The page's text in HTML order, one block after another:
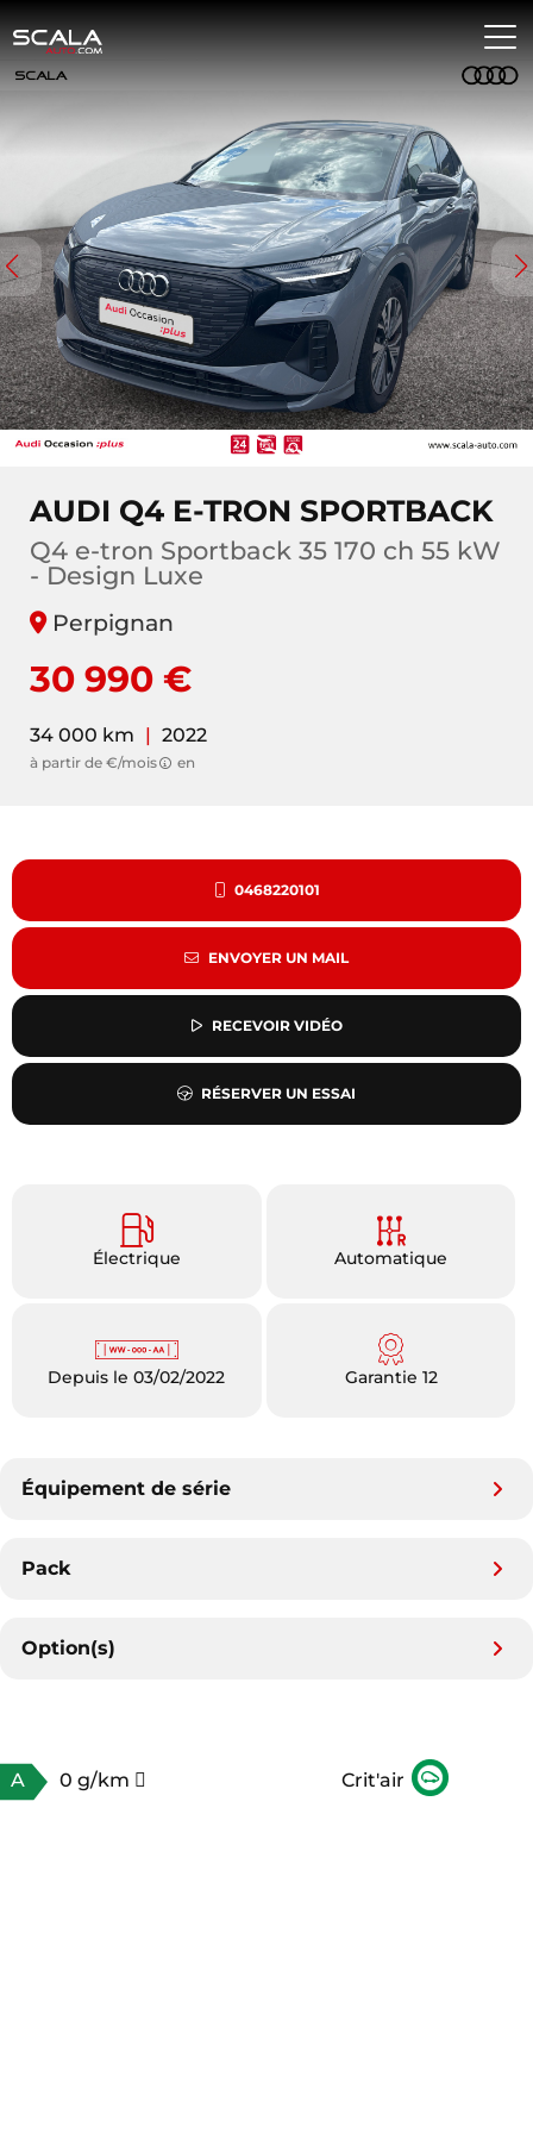
AUDI Q4 E-TRON SPORTBACK
Q4 e-tron Sportback 35 170 ch 55 kW
- Design Luxe
Perpignan
30 990 €
34 000 km | 2022
à partir de €/mois en
0468220101
ENVOYER UN MAIL
RECEVOIR VIDÉO
RÉSERVER UN ESSAI
Électrique Automatique
Depuis le 03/02/2022 Garantie 12
Équipement de série
Pack
Option(s)
A 0 g/km Crit'air